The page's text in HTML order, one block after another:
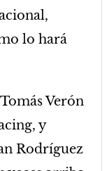
lo hará
Verón
y
Rodríguez